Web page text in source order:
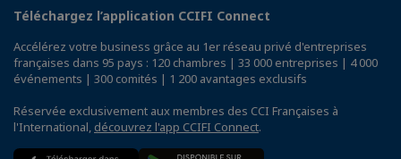
Téléchargez l’application CCIFI Connect
Accélérez votre business grâce au 1er réseau privé d'entreprises
françaises dans 95 pays : 120 chambres | 33 000 entreprises | 4 000
événements | 300 comités | 1 200 avantages exclusifs
Réservée exclusivement aux membres des CCI Françaises à
l'International, découvrez l'app CCIFI Connect.